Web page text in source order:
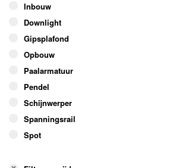
Inbouw
Downlight
Gipsplafond
Opbouw
Paalarmatuur
Pendel
Schijnwerper
Spanningsrail
Spot